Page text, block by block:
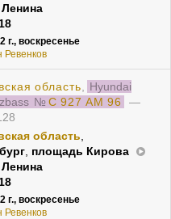
Ленина
18
г., воскресенье
Ревенков
область
Hyundai
№С 927 АМ 96
—
область
, площадь Кирова
Ленина
18
г., воскресенье
Ревенков